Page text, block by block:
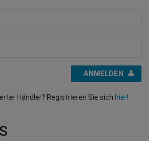
ANMELDEN
Händler? Registrieren Sie sich hier!